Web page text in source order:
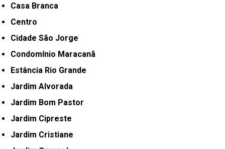
Casa Branca
Centro
Cidade São Jorge
Condomínio Maracanã
Estância Rio Grande
Jardim Alvorada
Jardim Bom Pastor
Jardim Cipreste
Jardim Cristiane